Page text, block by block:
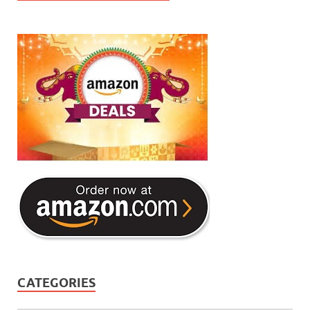
CATEGORIES